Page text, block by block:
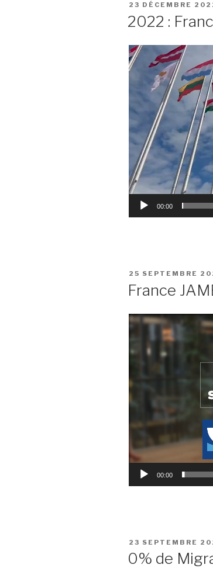
PUBLIÉ
LE
23 DÉCEMBRE
2022 :
Lecteur
vidéo
00:00
PUBLIÉ
25 SEPTEMBRE
France
Lecteur
vidéo
00:00
PUBLIÉ
LE
23 SEPTEMBRE
0% de